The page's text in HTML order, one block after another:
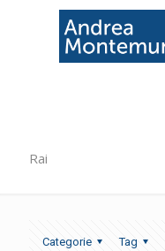
Rai
Categorie Tag